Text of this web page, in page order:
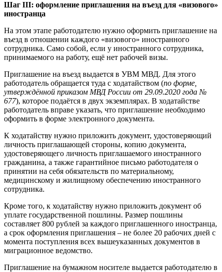
Шаг III: оформление приглашения на въезд для «визового»
иностранца
На этом этапе работодателю нужно оформить приглашение на
въезд в отношении каждого «визового» иностранного
сотрудника. Само собой, если у иностранного сотрудника,
принимаемого на работу, ещё нет рабочей визы.
Приглашение на въезд выдается в УВМ МВД. Для этого
работодатель обращается туда с ходатайством (по форме,
утверждённой приказом МВД России от 29.09.2020 года №
677), которое подаётся в двух экземплярах. В ходатайстве
работодатель вправе указать, что приглашение необходимо
оформить в форме электронного документа.
К ходатайству нужно приложить документ, удостоверяющий
личность приглашающей стороны, копию документа,
удостоверяющего личность приглашаемого иностранного
гражданина, а также гарантийное письмо работодателя о
принятии на себя обязательств по материальному,
медицинскому и жилищному обеспечению иностранного
сотрудника.
Кроме того, к ходатайству нужно приложить документ об
уплате государственной пошлины. Размер пошлины
составляет 800 рублей за каждого приглашенного иностранца,
а срок оформления приглашения – не более 20 рабочих дней с
момента поступления всех вышеуказанных документов в
миграционное ведомство.
Приглашение на бумажном носителе выдается работодателю в